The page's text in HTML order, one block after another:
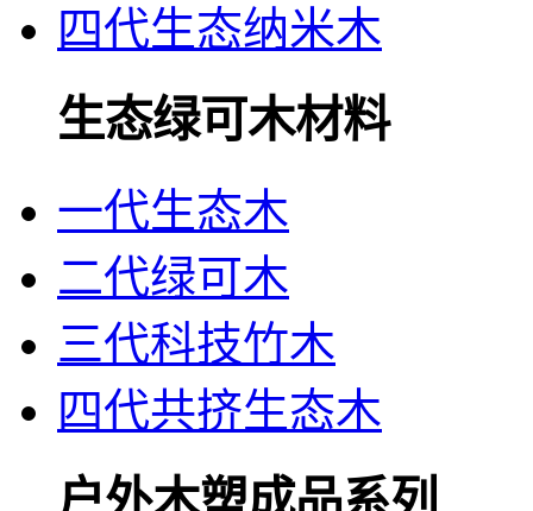
四代生态纳米木
生态绿可木材料
一代生态木
二代绿可木
三代科技竹木
四代共挤生态木